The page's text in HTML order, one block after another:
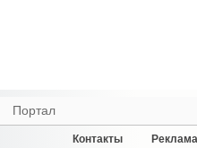
Портал
Контакты